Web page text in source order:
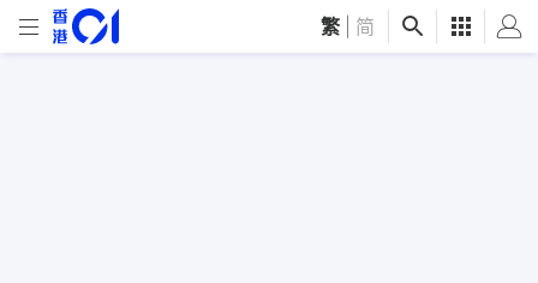
繁 简